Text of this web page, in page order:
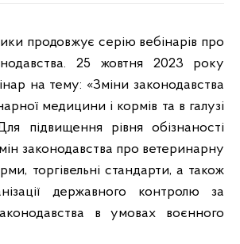
25 жовтня 2023 року
на тему: «Зміни законодавства
медицини і кормів та в галузі
підвищення рівня обізнаності
законодавства про ветеринарну
торгівельні стандарти, а також
державного контролю за
в умовах воєнного